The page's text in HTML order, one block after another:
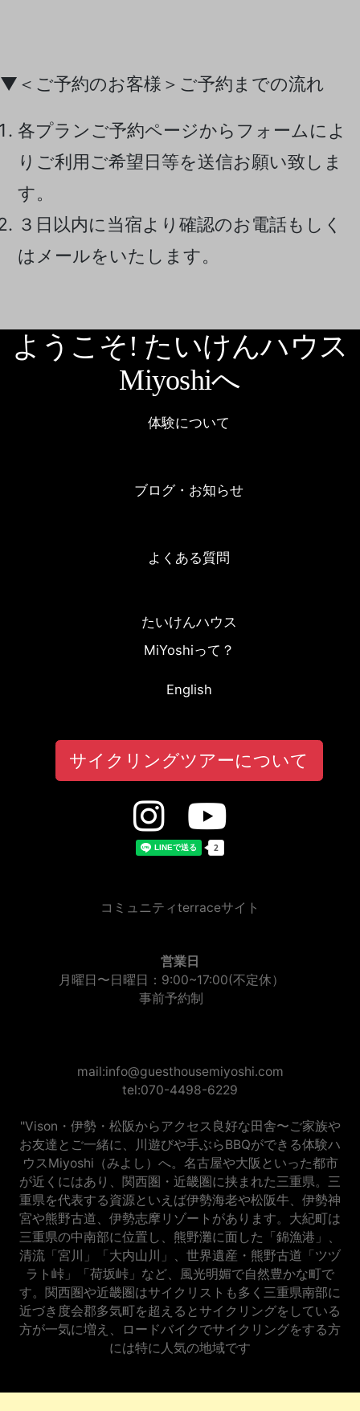
▼＜ご予約のお客様＞ご予約までの流れ
各プランご予約ページからフォームによ
りご利用ご希望日等を送信お願い致しま
す。
３日以内に当宿より確認のお電話もしく
はメールをいたします。
ようこそ! たいけんハウス
Miyoshiへ
体験について
ブログ・お知らせ
よくある質問
たいけんハウス
MiYoshiって？
English
サイクリングツアーについて
コミュニティterraceサイト
営業日
月曜日〜日曜日：9:00~17:00(不定休）
事前予約制
mail:info@guesthousemiyoshi.com
tel:070-4498-6229
"Vison・伊勢・松阪からアクセス良好な田舎〜ご家族や
お友達とご一緒に、川遊びや手ぶらBBQができる体験ハ
ウスMiyoshi（みよし）へ。名古屋や大阪といった都市
が近くにはあり、関西圏・近畿圏に挟まれた三重県。三
重県を代表する資源といえば伊勢海老や松阪牛、伊勢神
宮や熊野古道、伊勢志摩リゾートがあります。大紀町は
三重県の中南部に位置し、熊野灘に面した「錦漁港」、
清流「宮川」「大内山川」、世界遺産・熊野古道「ツヅ
ラト峠」「荷坂峠」など、風光明媚で自然豊かな町で
す。関西圏や近畿圏はサイクリストも多く三重県南部に
近づき度会郡多気町を超えるとサイクリングをしている
方が一気に増え、ロードバイクでサイクリングをする方
には特に人気の地域です